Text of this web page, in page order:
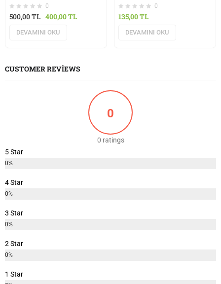
0
500,00TL 400,00TL
DEVAMINI OKU
0
135,00TL
DEVAMINI OKU
CUSTOMER REVIEWS
0
0 ratings
5 Star
0%
4 Star
0%
3 Star
0%
2 Star
0%
1 Star